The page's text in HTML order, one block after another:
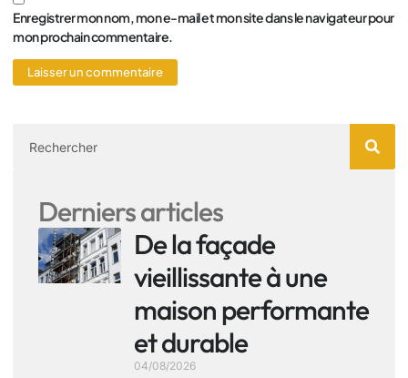
Enregistrer mon nom, mon e-mail et mon site dans le navigateur pour
mon prochain commentaire.
Derniers articles
De la façade
vieillissante à une
maison performante
et durable
04/08/2026